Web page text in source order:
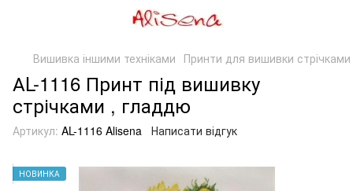
Вишивка іншими техніками Принти для вишивки
АL-1116 Принт під вишивку
стрічками , гладдю
Артикул: AL-1116 Alisena Написати відгук
НОВИНКА